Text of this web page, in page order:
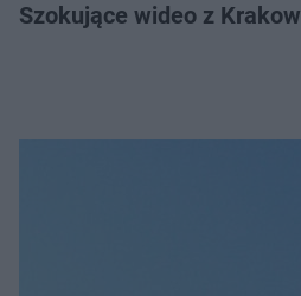
Szokujące wideo z